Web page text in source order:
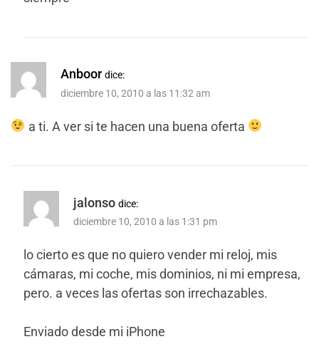
Anboor dice:
diciembre 10, 2010 a las 11:32 am
a ti. A ver si te hacen una buena oferta
jalonso dice:
diciembre 10, 2010 a las 1:31 pm
lo cierto es que no quiero vender mi reloj, mis
cámaras, mi coche, mis dominios, ni mi empresa,
pero. a veces las ofertas son irrechazables.
Enviado desde mi iPhone